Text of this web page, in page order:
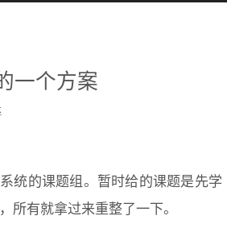
一个方案
统的课题组。暂时给的课题是先学
所有就拿过来重整了一下。